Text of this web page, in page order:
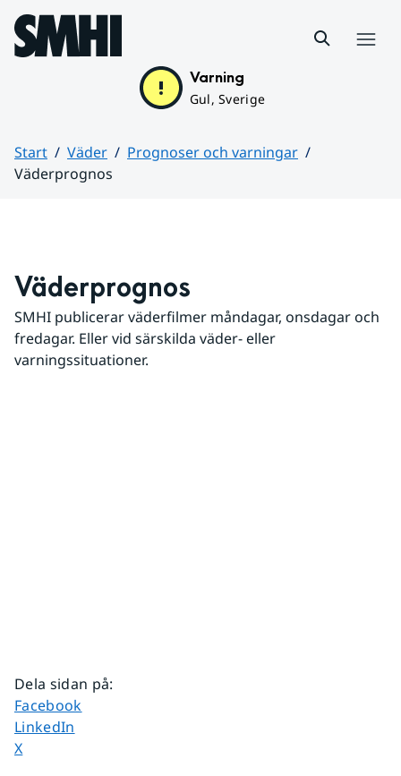
Hoppa till sidans innehåll
Varning
Gul, Sverige
Start Väder
Prognoser och varningar
Väderprognos
Väderprognos
SMHI publicerar väderfilmer måndagar, onsdagar och
fredagar. Eller vid särskilda väder- eller
varningssituationer.
Dela sidan på:
Dela sidan på
Facebook
Dela sidan på
LinkedIn
Dela sidan på
X